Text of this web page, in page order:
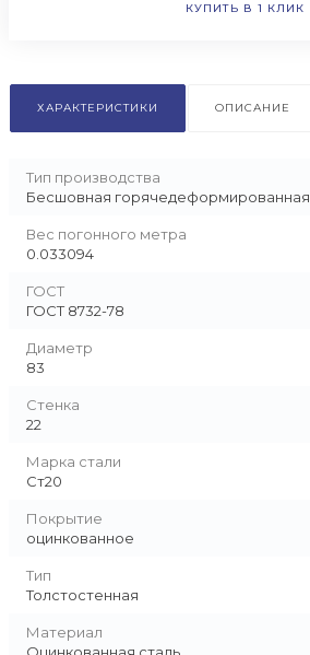
КУПИТЬ В 1 КЛИК
ХАРАКТЕРИСТИКИ ОПИСАНИЕ
Тип производства
Бесшовная горячедеформированная
Вес погонного метра
0.033094
ГОСТ
ГОСТ 8732-78
Диаметр
83
Стенка
22
Марка стали
Ст20
Покрытие
оцинкованное
Тип
Толстостенная
Материал
Оцинкованная сталь